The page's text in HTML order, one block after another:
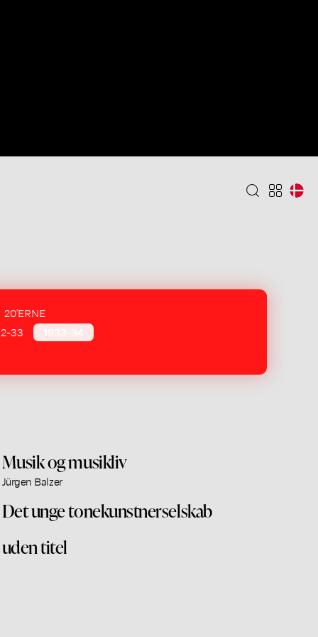
20'ERNE
33
Musik og musikliv
Jürgen Balzer
Det unge tonekunstnerselskab
uden titel